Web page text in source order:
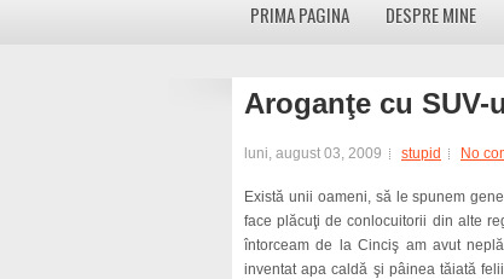
PRIMA PAGINA DESPRE MINE
Aroganţe cu SUV-
luni, august 03, 2009 stupid No
Există unii oameni, să le spunem
face plăcuţi de conlocuitorii din alte
întorceam de la Cinciş am avut
inventat apa caldă şi pâinea tăiată